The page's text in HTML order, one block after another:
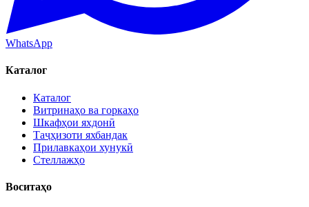
WhatsApp
Каталог
Каталог
Витринаҳо ва горкаҳо
Шкафҳои яхдонӣ
Таҷҳизоти яхбандак
Прилавкаҳои хунукӣ
Стеллажҳо
Воситаҳо